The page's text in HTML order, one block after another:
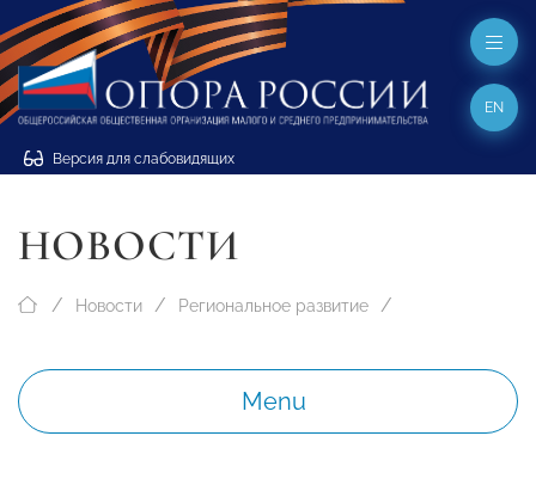
Версия для слабовидящих
EN
НОВОСТИ
Новости Региональное развитие
Menu